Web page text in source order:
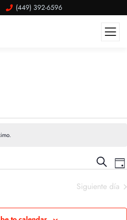
(449) 392-6596
y
BuscarDía
Siguiente día